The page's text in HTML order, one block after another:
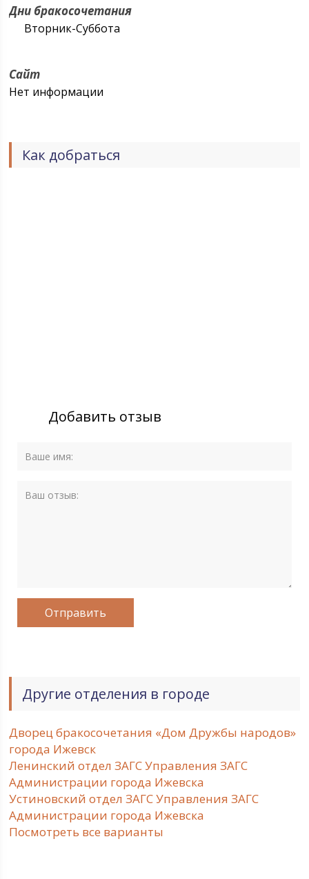
Дни бракосочетания
Вторник-Суббота
Сайт
Нет информации
Как добраться
Добавить отзыв
Другие отделения в городе
Дворец бракосочетания «Дом Дружбы народов»
города Ижевск
Ленинский отдел ЗАГС Управления ЗАГС
Администрации города Ижевска
Устиновский отдел ЗАГС Управления ЗАГС
Администрации города Ижевска
Посмотреть все варианты